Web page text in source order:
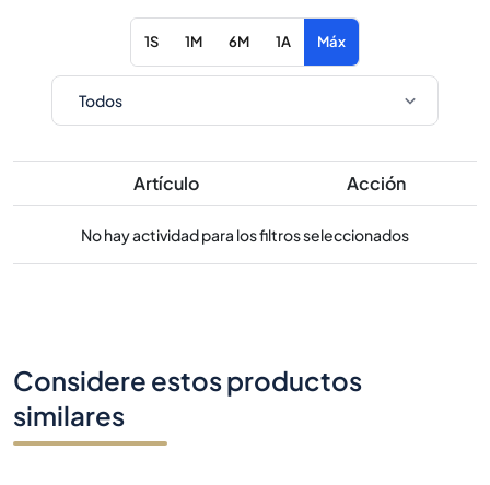
1S 1M 6M 1A Máx
Artículo Acción
No hay actividad para los filtros seleccionados
Considere estos productos
similares